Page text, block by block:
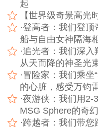
起
【世界级奇景高光
·登高者：我们登
船与自由女神隔海
·追光者：我们深
从天而降的神圣光
·冒险家：我们乘坐
的心脏，感受万钧
·夜游侠：我们用
MSG Sphere的奇
·跨越者：我们带